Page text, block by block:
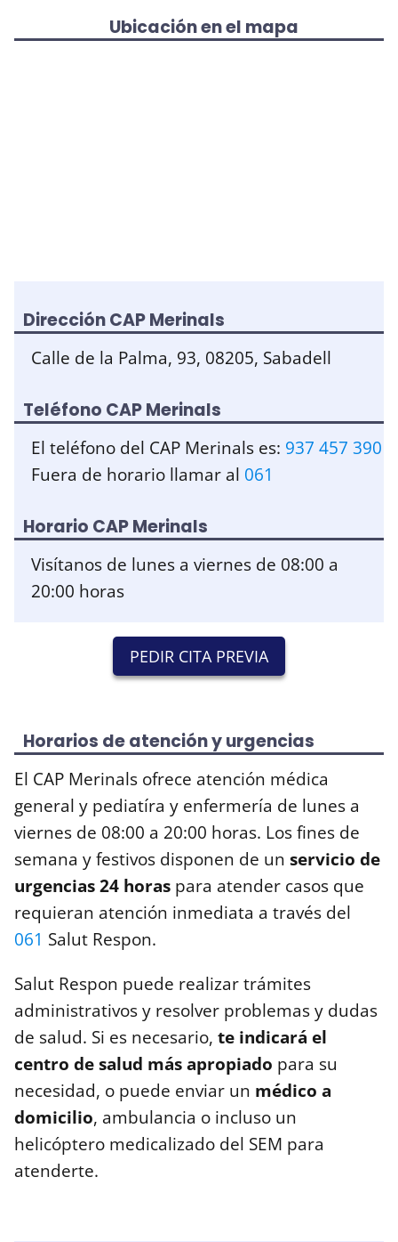
Ubicación en el mapa
Dirección CAP Merinals
Calle de la Palma, 93, 08205, Sabadell
Teléfono CAP Merinals
El teléfono del CAP Merinals es: 937 457 390
Fuera de horario llamar al 061
Horario CAP Merinals
Visítanos de lunes a viernes de 08:00 a
20:00 horas
PEDIR CITA PREVIA
Horarios de atención y urgencias
El CAP Merinals ofrece atención médica
general y pediatíra y enfermería de lunes a
viernes de 08:00 a 20:00 horas. Los fines de
semana y festivos disponen de un servicio de
urgencias 24 horas para atender casos que
requieran atención inmediata a través del
061 Salut Respon.
Salut Respon puede realizar trámites
administrativos y resolver problemas y dudas
de salud. Si es necesario, te indicará el
centro de salud más apropiado para su
necesidad, o puede enviar un médico a
domicilio, ambulancia o incluso un
helicóptero medicalizado del SEM para
atenderte.